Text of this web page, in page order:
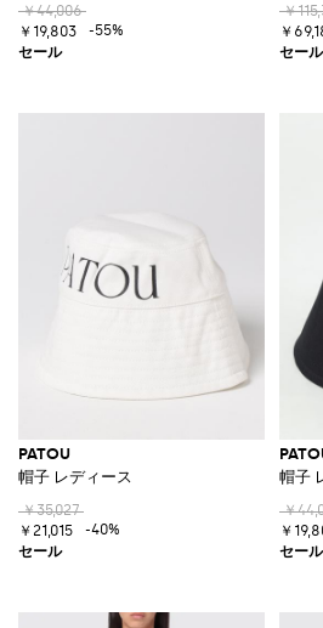
￥44,006
￥19,803
-55%
￥
￥
PATOU
帽子 レディース
￥35,027
￥21,015
-40%
帽子
￥
￥